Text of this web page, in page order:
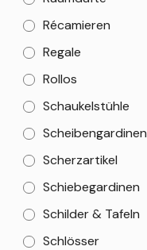
Récamieren
Regale
Rollos
Schaukelstühle
Scheibengardinen
Scherzartikel
Schiebegardinen
Schilder & Tafeln
Schlösser